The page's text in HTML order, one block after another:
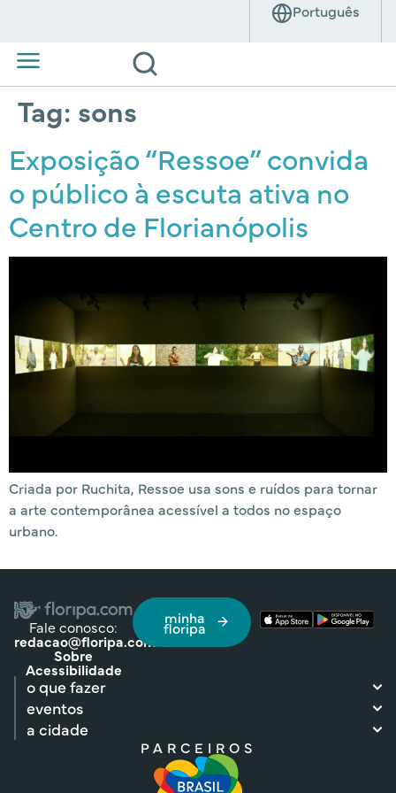
Tag: sons
Exposição “Ressoe” convida
o público à escuta ativa no
Centro de Florianópolis
Criada por Ruchita, Ressoe usa sons e ruídos para tornar
a arte contemporânea acessível a todos no espaço
urbano.
Fale conosco:
redacao@floripa.com
Sobre
Acessibilidade
minha
floripa
o que fazer
eventos
a cidade
PARCEIROS